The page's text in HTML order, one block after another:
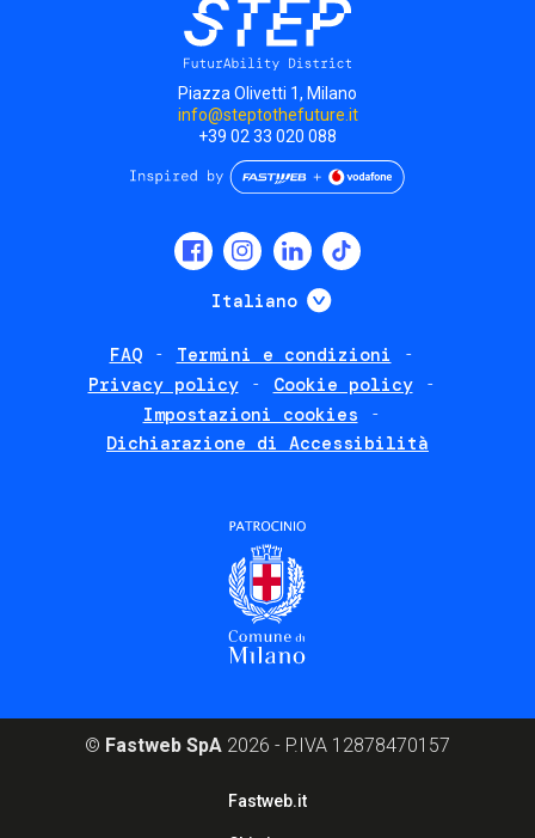
Piazza Olivetti 1, Milano
info@steptothefuture.it
+39 02 33 020 088
Italiano Mostra ulteriori
FAQ
Termini e condizioni
Privacy policy
Cookie policy
Impostazioni cookies
Dichiarazione di Accessibilità
© Fastweb SpA 2026 - P.IVA 12878470157
Fastweb.it